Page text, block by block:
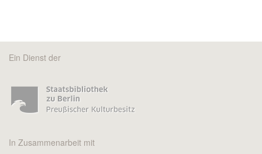
Ein Dienst der
In Zusammenarbeit mit